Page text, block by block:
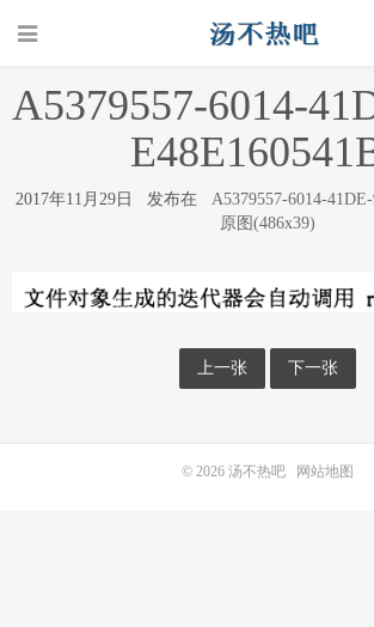
A5379557-6014-
2017年11月29日 发布在 A5379557-6014-
原图(486x39)
上一张 下一张
© 2026 汤不热吧 网站地图